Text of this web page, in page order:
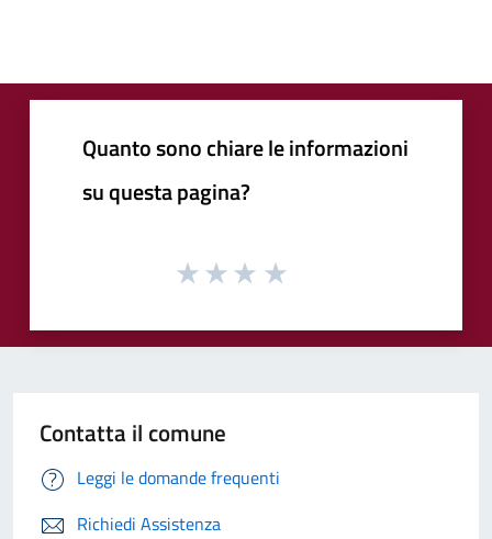
Quanto sono chiare le informazioni
su questa pagina?
Contatta il comune
Leggi le domande frequenti
Richiedi Assistenza